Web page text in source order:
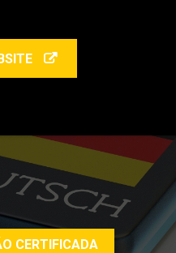
CERTIFICADA